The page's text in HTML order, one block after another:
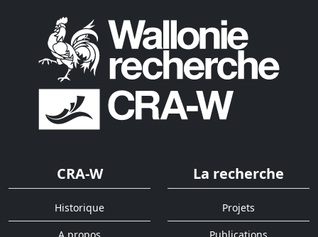
CRA-W
Historique
La recherche
Projets